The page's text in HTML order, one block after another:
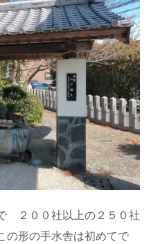
２００社以上の２５０社
形の手水舎は初めてで